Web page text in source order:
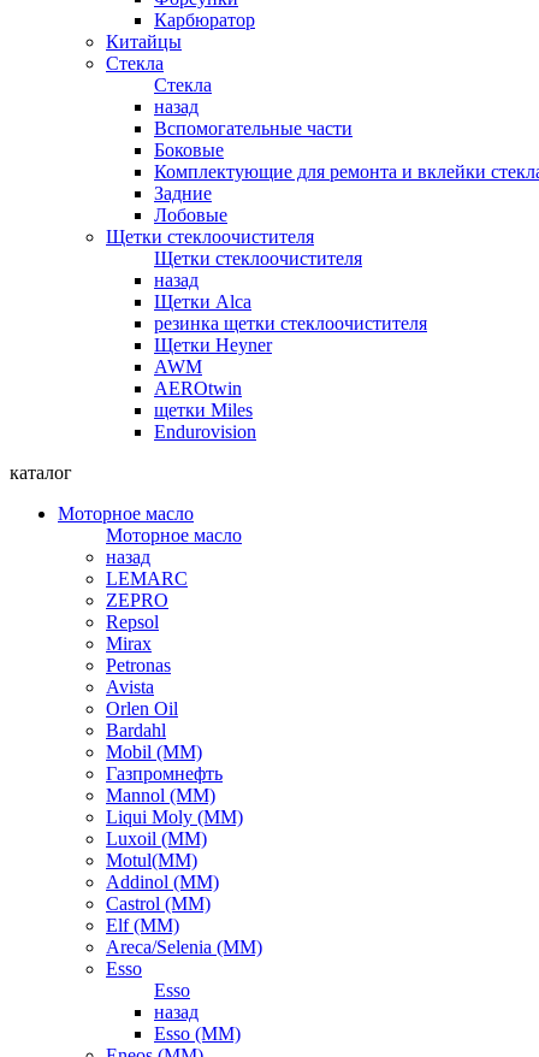
Карбюратор
Китайцы
Стекла
Стекла
назад
Вспомогательные части
Боковые
Комплектующие для ремонта и вклейки
Задние
Лобовые
Щетки стеклоочистителя
Щетки стеклоочистителя
назад
Щетки Alca
резинка щетки стеклоочистителя
Щетки Heyner
AWM
AEROtwin
щетки Miles
Endurovision
каталог
Моторное масло
Моторное масло
назад
LEMARC
ZEPRO
Repsol
Mirax
Petronas
Avista
Orlen Oil
Bardahl
Mobil (ММ)
Газпромнефть
Mannol (ММ)
Liqui Moly (ММ)
Luxoil (ММ)
Motul(ММ)
Addinol (ММ)
Castrol (ММ)
Elf (ММ)
Areca/Selenia (ММ)
Esso
Esso
назад
Esso (ММ)